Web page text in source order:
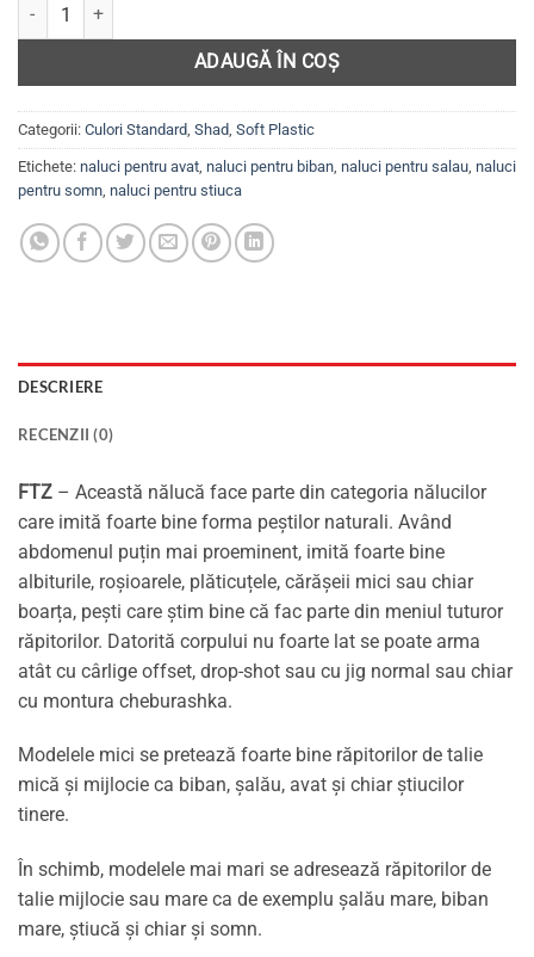
ADAUGĂ ÎN COȘ
Categorii: Culori Standard Shad Soft Plastic
Etichete: naluci pentru avat naluci pentru biban naluci pentru salau naluci
pentru somn naluci pentru stiuca
DESCRIERE
RECENZII (0)
FTZ – Această nălucă face parte din categoria nălucilor
care imită foarte bine forma peștilor naturali. Având
abdomenul puțin mai proeminent, imită foarte bine
albiturile, roșioarele, plăticuțele, cărășeii mici sau chiar
boarța, pești care știm bine că fac parte din meniul tuturor
răpitorilor. Datorită corpului nu foarte lat se poate arma
atât cu cârlige offset, drop-shot sau cu jig normal sau chiar
cu montura cheburashka.
Modelele mici se pretează foarte bine răpitorilor de talie
mică și mijlocie ca biban, șalău, avat și chiar știucilor
tinere.
În schimb, modelele mai mari se adresează răpitorilor de
talie mijlocie sau mare ca de exemplu șalău mare, biban
mare, știucă și chiar și somn.